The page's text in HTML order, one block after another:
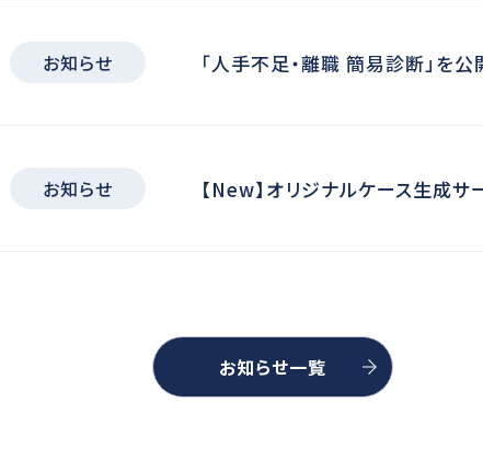
お知らせ 「人手不足・離職 簡易診断」を公
お知らせ 【New】オリジナルケース生成サ
お知らせ一覧